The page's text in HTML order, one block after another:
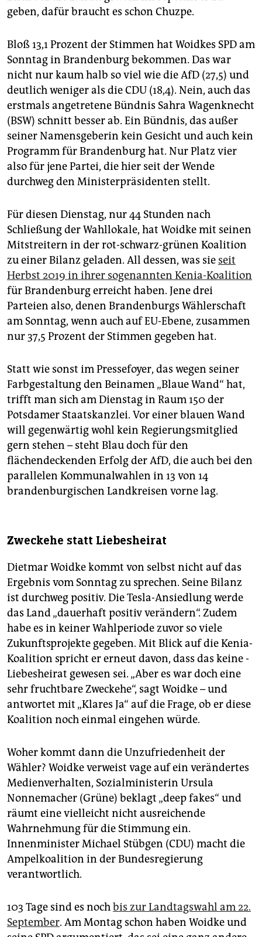
geben, dafür braucht es schon Chuzpe.
Bloß 13,1 Prozent der Stimmen hat Woidkes SPD am
Sonntag in Brandenburg bekommen. Das war
nicht nur kaum halb so viel wie die AfD (27,5) und
deutlich weniger als die CDU (18,4). Nein, auch das
erstmals angetretene Bündnis Sahra Wagenknecht
(BSW) schnitt besser ab. Ein Bündnis, das außer
seiner ­Namensgeberin kein Gesicht und auch kein
Programm für Brandenburg hat. Nur Platz vier
also für jene Partei, die hier seit der Wende
durchweg den Ministerpräsidenten stellt.
Für diesen Dienstag, nur 44 Stunden nach
Schließung der Wahllokale, hat Woidke mit seinen
Mitstreitern in der rot-schwarz-grünen Koalition
zu einer Bilanz geladen. All dessen, was sie seit
Herbst 2019 in ihrer sogenannten Kenia-Koalition
für Brandenburg erreicht haben. Jene drei
Parteien also, denen Brandenburgs Wählerschaft
am Sonntag, wenn auch auf EU-Ebene, zusammen
nur 37,5 Prozent der Stimmen gegeben hat.
Statt wie sonst im Pressefoyer, das wegen seiner
Farbgestaltung den Beinamen „Blaue Wand“ hat,
trifft man sich am Dienstag in Raum 150 der
Potsdamer Staatskanzlei. Vor einer blauen Wand
will gegenwärtig wohl kein Regierungsmitglied
gern stehen – steht Blau doch für den
flächendeckenden Erfolg der AfD, die auch bei den
parallelen Kommunalwahlen in 13 von 14
brandenburgischen Landkreisen vorne lag.
Zweckehe statt Liebesheirat
Dietmar Woidke kommt von selbst nicht auf das
Ergebnis vom Sonntag zu sprechen. Seine Bilanz
ist durchweg positiv. Die Tesla-An­siedlung werde
das Land „dauerhaft positiv verändern“. Zudem
habe es in keiner ­Wahlperiode zuvor so viele
Zukunftsprojekte gegeben. Mit Blick auf die Kenia-
Koalition spricht er erneut davon, dass das keine ­
Liebesheirat gewesen sei. „Aber es war doch eine
sehr fruchtbare Zweckehe“, sagt Woidke – und
antwortet mit „Klares Ja“ auf die Frage, ob er diese
Koalition noch einmal eingehen würde.
Woher kommt dann die Unzufriedenheit der
Wähler? Woidke verweist vage auf ein verändertes
Medienverhalten, Sozialministerin Ursula
Nonnemacher (Grüne) beklagt „deep ­fakes“ und
räumt eine vielleicht nicht ausreichende
Wahrnehmung für die Stimmung ein.
Innenminister Michael Stübgen (CDU) macht die
Ampelkoalition in der Bundesregierung
verantwortlich.
103 Tage sind es nochbis zur Landtagswahl am 22.
September. Am Montag schon haben Woidke und